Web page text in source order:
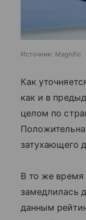
Источник: Magnific
Как
как и в
целом по
затухающего
В то же время
замедлилась
данным